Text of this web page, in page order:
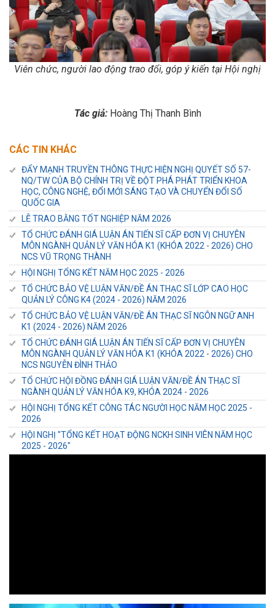
Viên chức, người lao động trao đổi, góp ý kiến tại Hội nghị
Tác giả: Hoàng Thị Thanh Bình
CÁC TIN KHÁC
ĐẨY MẠNH TRUYỀN THÔNG THỰC HIỆN NGHỊ QUYẾT SỐ 57-
NQ/TW CỦA BỘ CHÍNH TRỊ VỀ ĐỘT PHÁ PHÁT TRIỂN KHOA
HỌC, CÔNG NGHỆ, ĐỔI MỚI SÁNG TẠO VÀ CHUYỂN ĐỔI SỐ
QUỐC GIA
LỄ TRAO BẰNG TỐT NGHIỆP NĂM 2026
TỔ CHỨC ĐÁNH GIÁ LUẬN ÁN TIẾN SĨ CẤP ĐƠN VỊ CHUYÊN
MÔN NGÀNH QUẢN LÝ VĂN HÓA K1 (KHÓA 2022 - 2026) CHO
NCS VŨ TRỌNG THÀNH
HỘI NGHỊ TỔNG KẾT NĂM HỌC 2025 - 2026
TỔ CHỨC BẢO VỆ LUẬN VĂN/ĐỀ ÁN THẠC SĨ LỚP CAO HỌC
QUẢN LÝ CÔNG K4 (2024 - 2026) NĂM 2026
TỔ CHỨC BẢO VỆ LUẬN VĂN/ĐỀ ÁN THẠC SĨ NGÔN NGỮ ANH
K1 (2024 - 2026) NĂM 2026
TỔ CHỨC ĐÁNH GIÁ LUẬN ÁN TIẾN SĨ CẤP ĐƠN VỊ CHUYÊN
MÔN NGÀNH QUẢN LÝ VĂN HÓA K1 (KHÓA 2022 - 2026) CHO
NCS NGUYỄN ĐÌNH THẢO
TỔ CHỨC HỘI ĐỒNG ĐÁNH GIÁ LUẬN VĂN/ĐỀ ÁN THẠC SĨ
NGÀNH QUẢN LÝ VĂN HÓA K9, KHÓA 2024 - 2026
HỘI NGHỊ TỔNG KẾT CÔNG TÁC NGƯỜI HỌC NĂM HỌC 2025 -
2026
HỘI NGHỊ "TỔNG KẾT HOẠT ĐỘNG NCKH SINH VIÊN NĂM HỌC
2025 - 2026"